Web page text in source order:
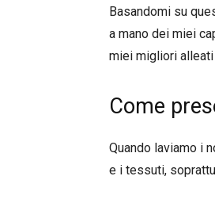
Basandomi su
a mano dei miei
miei migliori
Come
Quando laviamo i
e i tessuti,